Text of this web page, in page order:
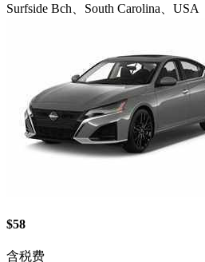
Surfside Bch、South Carolina、USA
$58
含税费